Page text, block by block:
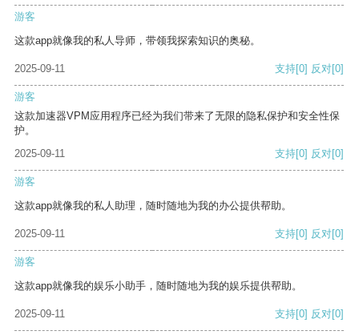
游客
这款app就像我的私人导师，带领我探索知识的奥秘。
2025-09-11 支持[0] 反对[0]
游客
这款加速器VPM应用程序已经为我们带来了无限的隐私保护和安全性保
护。
2025-09-11
支持[0] 反对[0]
游客
这款app就像我的私人助理，随时随地为我的办公提供帮助。
2025-09-11 支持[0] 反对[0]
游客
这款app就像我的娱乐小助手，随时随地为我的娱乐提供帮助。
2025-09-11 支持[0] 反对[0]